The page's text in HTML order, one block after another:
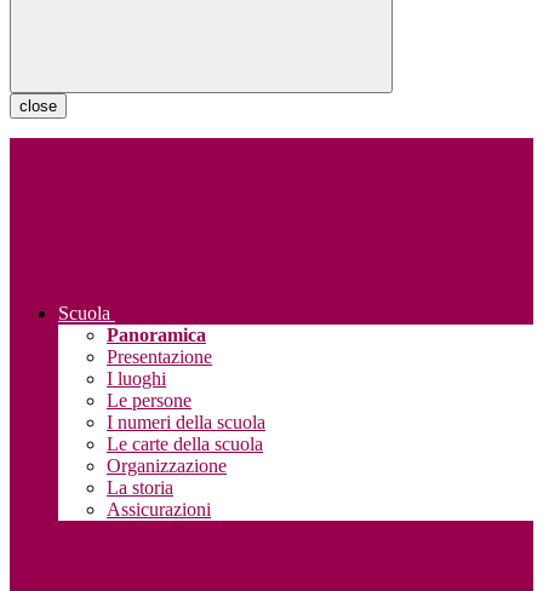
close
Scuola
Panoramica
Presentazione
I luoghi
Le persone
I numeri della scuola
Le carte della scuola
Organizzazione
La storia
Assicurazioni